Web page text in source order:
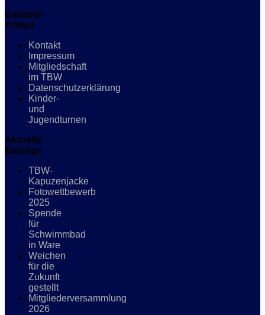
Beliebte
Artikel
Kontakt
Impressum
Mitgliedschaft
im TBW
Datenschutzerklärung
Kinder-
und
Jugendturnen
Aktuelle
Beiträge
TBW-
Kapuzenjacke
Fotowettbewerb
2025
Spende
für
Schwimmbad
in Ware
Weichen
für die
Zukunft
gestellt
Mitgliederversammlung
2026